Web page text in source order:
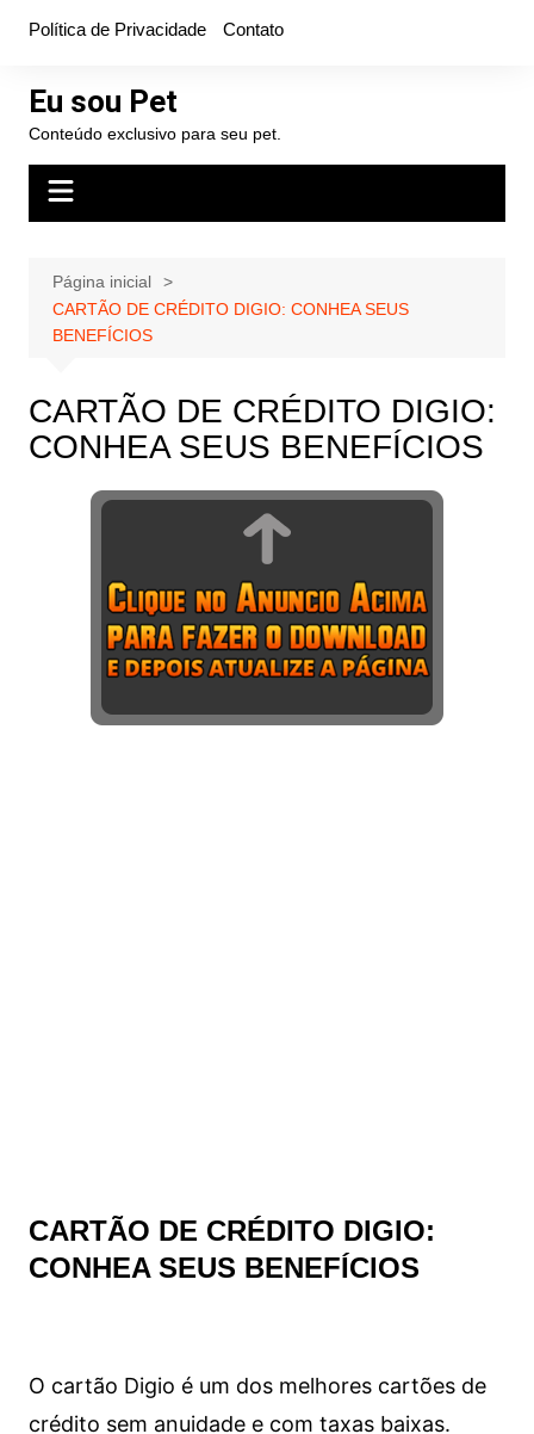
conteúdo
Política de Privacidade Contato
Eu sou Pet
Conteúdo exclusivo para seu pet.
Página inicial
CARTÃO DE CRÉDITO DIGIO: CONHEA SEUS
BENEFÍCIOS
CARTÃO DE CRÉDITO DIGIO:
CONHEA SEUS BENEFÍCIOS
CARTÃO DE CRÉDITO DIGIO:
CONHEA SEUS BENEFÍCIOS
O cartão Digio é um dos melhores cartões de
crédito sem anuidade e com taxas baixas.